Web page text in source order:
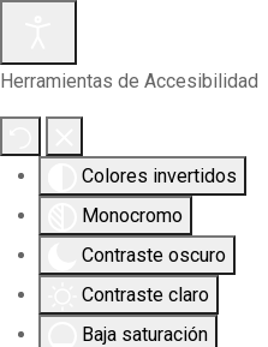
Herramientas de Accesibilidad
Colores invertidos
Monocromo
Contraste oscuro
Contraste claro
Baja saturación